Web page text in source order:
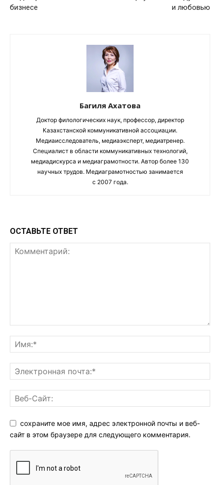
бизнесе
и любовью
Багиля Ахатова
Доктор филологических наук, профессор, директор
Казахстанской коммуникативной ассоциации.
Медиаисследователь, медиаэксперт, медиатренер.
Специалист в области коммуникативных технологий,
медиадискурса и медиаграмотности. Автор более 130
научных трудов. Медиаграмотностью занимается
с 2007 года.
ОСТАВЬТЕ ОТВЕТ
сохраните мое имя, адрес электронной почты и веб-
сайт в этом браузере для следующего комментария.